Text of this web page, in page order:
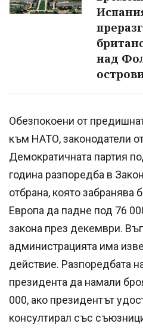
над
Обезпокоени от
към НАТО, законодатели
Демократичната партия
година разпоредба в
отбрана, която забранява
Европа да падне под 76
закона през декември.
администрацията има
действие. Разпоредбата
президента да намали
000, ако президентът
консултирал със